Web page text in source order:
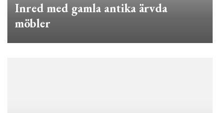
Inred med gamla antika ärvda
möbler